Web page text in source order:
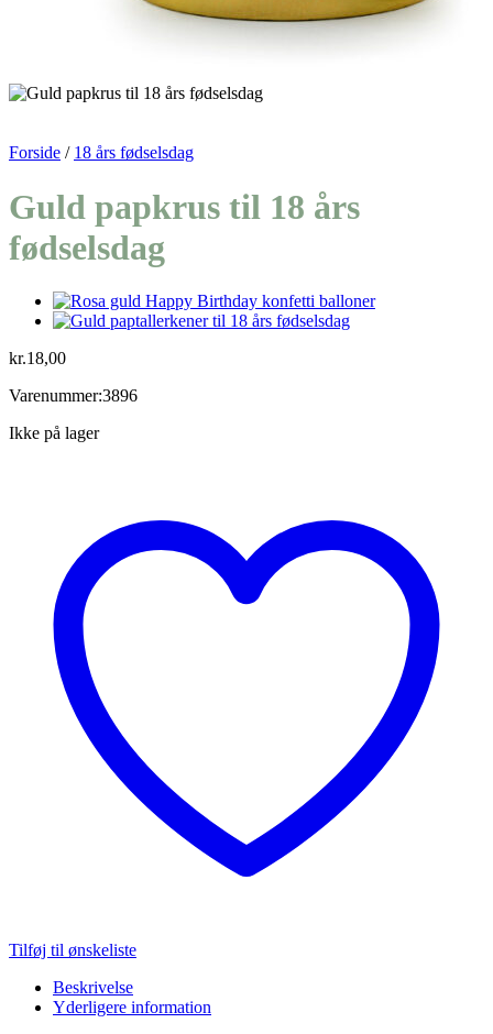
Forside / 18 års fødselsdag
Guld papkrus til 18 års
fødselsdag
kr.18,00
Varenummer:3896
Ikke på lager
Tilføj til ønskeliste
Beskrivelse
Yderligere information